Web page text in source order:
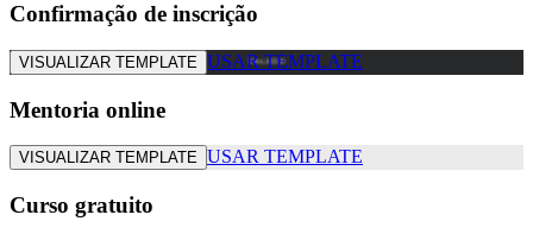
Confirmação de inscrição
VISUALIZAR TEMPLATE USAR TEMPLATE
Mentoria online
VISUALIZAR TEMPLATE USAR TEMPLATE
Curso gratuito